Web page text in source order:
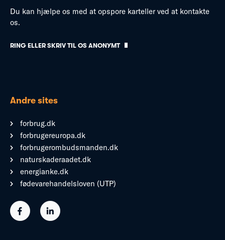
Du kan hjælpe os med at opspore karteller ved at kontakte
os.
RING ELLER SKRIV TIL OS ANONYMT
Andre sites
forbrug.dk
forbrugereuropa.dk
forbrugerombudsmanden.dk
naturskaderaadet.dk
energianke.dk
fødevarehandelsloven (UTP)